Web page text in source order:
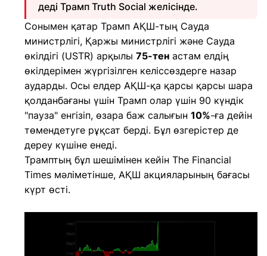
деді Трамп Truth Social желісінде.
Сонымен қатар Трамп АҚШ-тың Сауда
министрлігі, Қаржы министрлігі және Сауда
өкілдігі (USTR) арқылы 75-тен астам елдің
өкілдерімен жүргізілген келіссөздерге назар
аударды. Осы елдер АҚШ-қа қарсы қарсы шара
қолданбағаны үшін Трамп олар үшін 90 күндік
"пауза" енгізіп, өзара баж салығын 10%-ға дейін
төмендетуге рұқсат берді. Бұл өзгерістер де
дереу күшіне енеді.
Трамптың бұл шешімінен кейін The Financial
Times мәліметінше, АҚШ акцияларының бағасы
күрт өсті.